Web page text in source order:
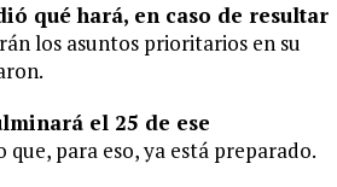
qué hará, en caso de resultar
los asuntos prioritarios en su
el 25 de ese
para eso, ya está preparado.